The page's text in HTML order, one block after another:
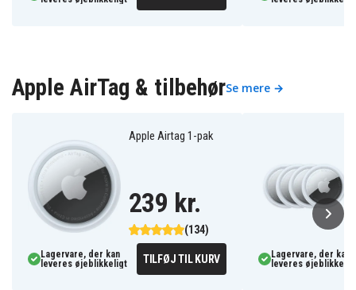
Apple AirTag & tilbehørSe mere →
Apple Airtag 1-pak
(134)
239 kr.
Lagervare, der kan
leveres øjeblikkeligt
TILFØJ TIL KURV
Lagervare, der kan
leveres